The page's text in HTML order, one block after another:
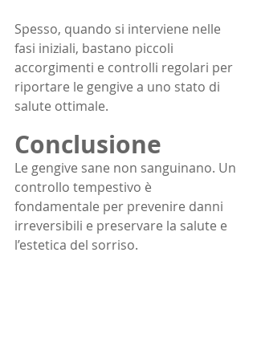
Spesso, quando si interviene nelle
fasi iniziali, bastano piccoli
accorgimenti e controlli regolari per
riportare le gengive a uno stato di
salute ottimale.
Conclusione
Le gengive sane non sanguinano. Un
controllo tempestivo è
fondamentale per prevenire danni
irreversibili e preservare la salute e
l’estetica del sorriso.